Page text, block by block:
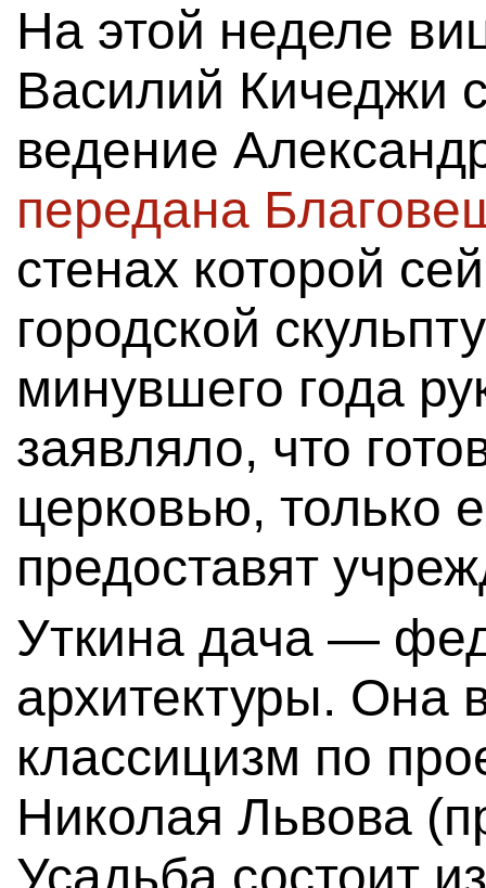
На этой неделе
Василий Кичеджи
ведение
передана
стенах которой
городской
минувшего года
заявляло, что
церковью, только
предоставят
Уткина дача —
архитектуры. Она
классицизм по
Николая Львова
Усадьба состоит